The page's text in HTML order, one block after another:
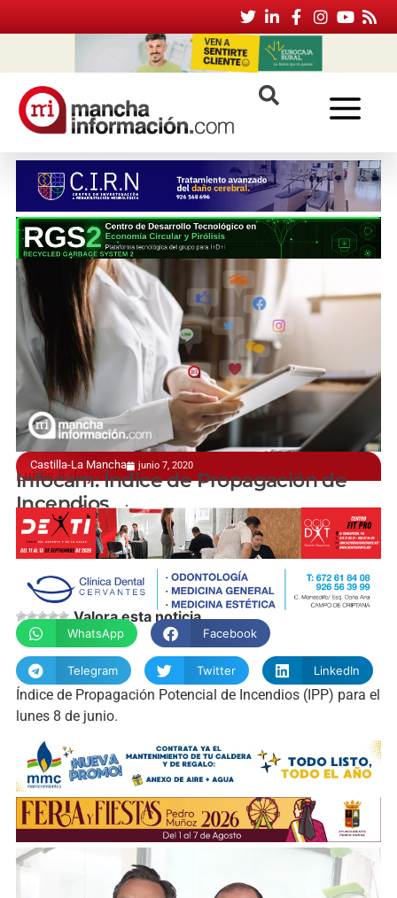
Castilla-La Mancha junio 7, 2020
Lunes 8 de junio
Infocam: Índice de Propagación de
Incendios
manchainformacion.com
Valora esta noticia
WhatsApp Facebook
Telegram Twitter LinkedIn
Índice de Propagación Potencial de Incendios (IPP) para el
lunes 8 de junio.